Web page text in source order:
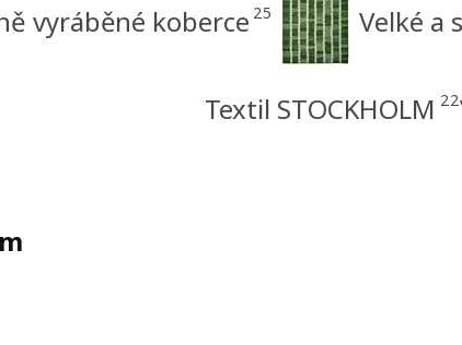
vyráběné koberce 25 Velké a
Textil STOCKHOLM 22